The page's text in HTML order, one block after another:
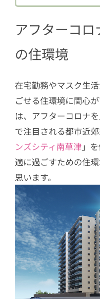
1.6
リビング
れるクローク
2新しい日常を
アフターコ
の住環境
在宅勤務やマスク生
ごせる住環境に関心
は、アフターコロナ
で注目される都市近
ンズシティ南草津」
適に過ごすための住
思います。